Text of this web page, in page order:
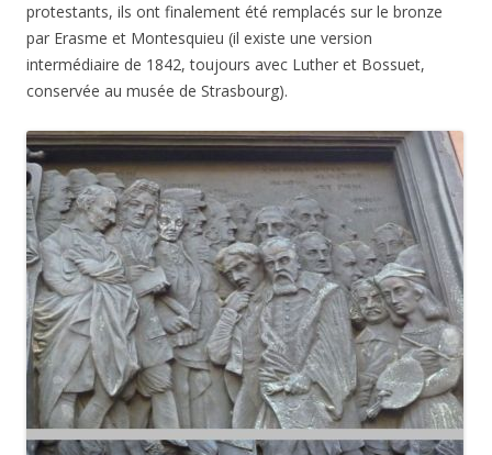
protestants, ils ont finalement été remplacés sur le bronze
par Erasme et Montesquieu (il existe une version
intermédiaire de 1842, toujours avec Luther et Bossuet,
conservée au musée de Strasbourg).